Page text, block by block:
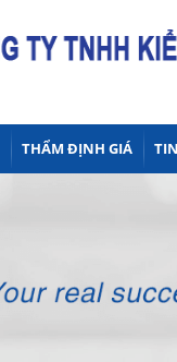
THẨM ĐỊNH GIÁ